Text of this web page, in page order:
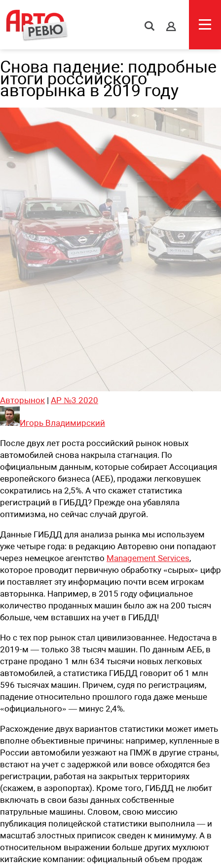
s
Снова падение: подробные
итоги российского
авторынка в 2019 году
Авторынок | АР №3 2020
Игорь Владимирский
После двух лет роста российский рынок новых
автомобилей снова накрыла стагнация. По
официальным данным, которые собирает Ассоциация
европейского бизнеса (АЕБ), продажи легковушек
сократились на 2,5%. А что скажет статистика
регистраций в ГИБДД? Прежде она убавляла
оптимизма, но сейчас случай другой.
Данные ГИБДД для анализа рынка мы используем
уже четыре года: в редакцию Авторевю они попадают
через немецкое агентство Management Services,
которое проводит первичную обработку «сырых» цифр
и поставляет эту информацию почти всем игрокам
авторынка. Например, в 2015 году официальное
количество проданных машин было аж на 200 тысяч
больше, чем вставших на учет в ГИБДД!
Но с тех пор рынок стал цивилизованнее. Недостача в
2019-м — только 38 тысяч машин. По данным АЕБ, в
стране продано 1 млн 634 тысячи новых легковых
автомобилей, а статистика ГИБДД говорит об 1 млн
596 тысячах машин. Причем, судя по регистрациям,
падение относительно прошлого года даже меньше
«официального» — минус 2,4%.
Расхождение двух вариантов статистики может иметь
вполне объективные причины: например, купленные в
России автомобили уезжают на ПМЖ в другие страны,
встают на учет с задержкой или вовсе обходятся без
регистрации, работая на закрытых территориях
(скажем, в аэропортах). Кроме того, ГИБДД не любит
включать в свои базы данных собственные
патрульные машины. Словом, свою миссию
публикация полицейской статистики выполнила — и
масштаб злостных приписок сведен к минимуму. А в
относительном выражении больше других мухлюют
китайские компании: официальный объем продаж